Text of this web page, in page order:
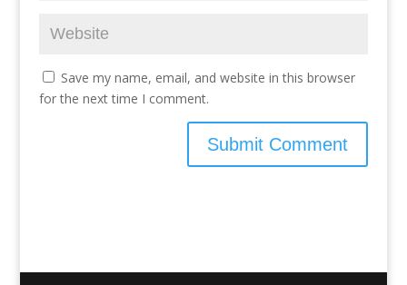
Save my name, email, and website in this browser
for the next time I comment.